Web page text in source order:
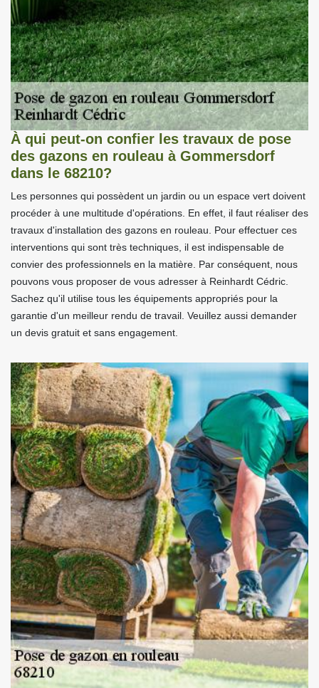
À qui peut-on confier les travaux de pose
des gazons en rouleau à Gommersdorf
dans le 68210?
Les personnes qui possèdent un jardin ou un espace vert doivent
procéder à une multitude d'opérations. En effet, il faut réaliser des
travaux d'installation des gazons en rouleau. Pour effectuer ces
interventions qui sont très techniques, il est indispensable de
convier des professionnels en la matière. Par conséquent, nous
pouvons vous proposer de vous adresser à Reinhardt Cédric.
Sachez qu'il utilise tous les équipements appropriés pour la
garantie d'un meilleur rendu de travail. Veuillez aussi demander
un devis gratuit et sans engagement.